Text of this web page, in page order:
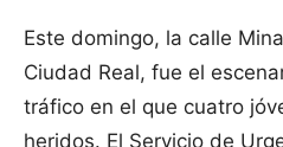
Este domingo, la calle
Ciudad Real, fue el
tráfico en el que cuatro
heridos. El Servicio de